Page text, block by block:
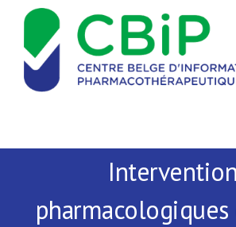
Passer
contenu
Publications
pharmacologiques